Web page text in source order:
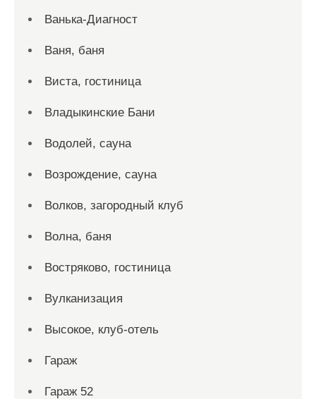
Ванька-Диагност
Ваня, баня
Виста, гостиница
Владыкинские Бани
Водолей, сауна
Возрождение, сауна
Волков, загородный клуб
Волна, баня
Востряково, гостиница
Вулканизация
Высокое, клуб-отель
Гараж
Гараж 52